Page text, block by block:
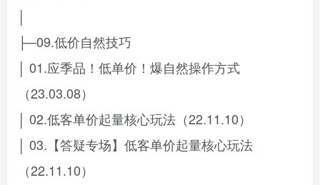
│
├─09.低价自然技巧
│ 01.应季品！低单价！爆自然操作方式
（23.03.08）
│ 02.低客单价起量核心玩法（22.11.10）
│ 03.【答疑专场】低客单价起量核心玩法
（22.11.10）